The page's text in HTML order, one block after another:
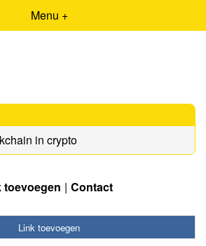
Menu +
in crypto
toevoegen Contact
Link toevoegen